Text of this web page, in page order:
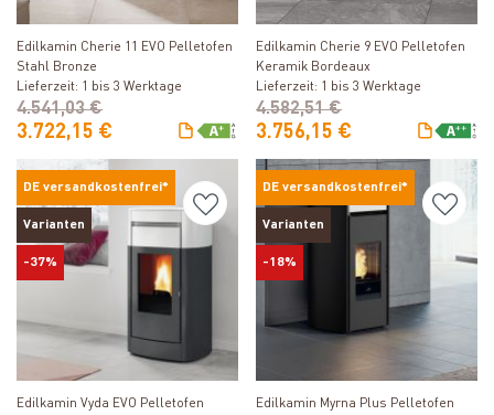
Produkt ansehen
Edilkamin Cherie 11 EVO Pelletofen
Stahl Bronze
Lieferzeit: 1 bis 3 Werktage
3.722,15 €
4.541,03 €
Produkt ansehen
Edilkamin Cherie 9 EVO Pelletofen
Keramik Bordeaux
Lieferzeit: 1 bis 3 Werktage
3.756,15 €
4.582,51 €
DE versandkostenfrei*
Varianten
-37%
Produkt ansehen
Edilkamin Vyda EVO Pelletofen
DE versandkostenfrei*
Varianten
-18%
Edilkamin Myrna Plus Pelletofen